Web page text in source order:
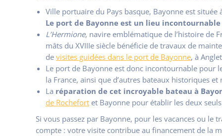
Ville portuaire du Pays basque, Bayonne est
Le port de Bayonne est un lieu
L’Hermione, navire emblématique de l’histoire de
mâts du XVIIIe siècle bénéficie de travaux de
de visites guidées dans le port de Bayonne, à
Le port de Bayonne est donc incontournable pour
la France, ainsi que d’autres bateaux historiques
La réparation de cet incroyable bateau à
de Rochefort et Bayonne pour établir les deux
Si vous passez par Bayonne, pour les vacances ou le
compte : votre visite contribue au financement de la